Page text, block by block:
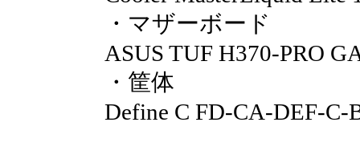
・マザーボード
ASUS TUF H370-PRO
・筐体
Define C FD-CA-DEF-C-